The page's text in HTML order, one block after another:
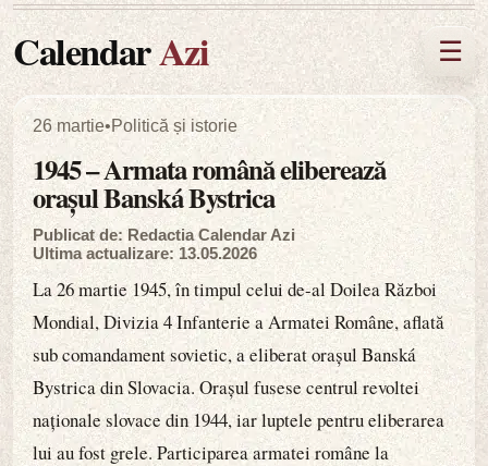
CalendarAzi ☰
26 martie•Politică și istorie
1945 – Armata română eliberează
orașul Banská Bystrica
Publicat de: Redactia Calendar Azi
Ultima actualizare: 13.05.2026
La 26 martie 1945, în timpul celui de-al Doilea Război
Mondial, Divizia 4 Infanterie a Armatei Române, aflată
sub comandament sovietic, a eliberat orașul Banská
Bystrica din Slovacia. Orașul fusese centrul revoltei
naționale slovace din 1944, iar luptele pentru eliberarea
lui au fost grele. Participarea armatei române la